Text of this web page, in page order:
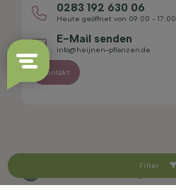
Filter
0283 192 630 06
Heute geöffnet von 09:00 - 17:00
E-Mail senden
info@heijnen-pflanzen.de
Kontakt
4.4/5